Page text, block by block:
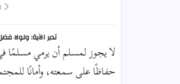
تدبر الآية:
لا يجوز لمسلم أن يرمي
حفاظًا على سمعته، وأمانًا